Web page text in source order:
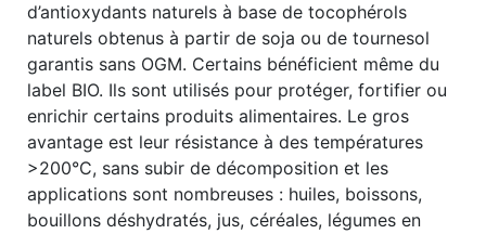
d’antioxydants naturels à base de tocophérols
naturels obtenus à partir de soja ou de tournesol
garantis sans OGM. Certains bénéficient même du
label BIO. Ils sont utilisés pour protéger, fortifier ou
enrichir certains produits alimentaires. Le gros
avantage est leur résistance à des températures
>200°C, sans subir de décomposition et les
applications sont nombreuses : huiles, boissons,
bouillons déshydratés, jus, céréales, légumes en